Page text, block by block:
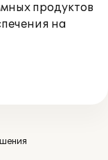
продуктов
на